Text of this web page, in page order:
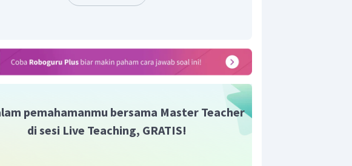
penjualan perbuku ialah
pemahamanmu bersama Master Teacher
di sesi Live Teaching, GRATIS!